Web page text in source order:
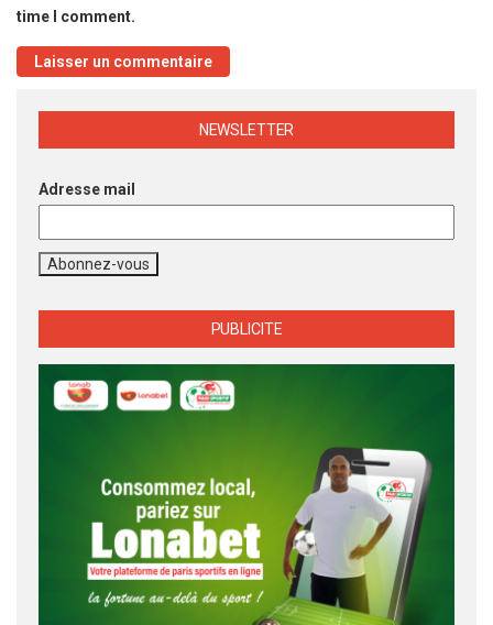
time I comment.
NEWSLETTER
Adresse mail
PUBLICITE